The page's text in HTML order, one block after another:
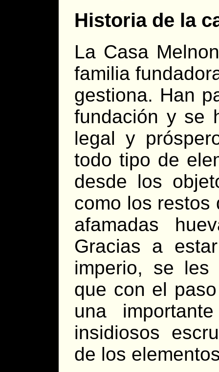
Historia de la
La Casa
familia
gestiona. Han
fundación y se
legal y
todo tipo de
desde los
como los restos
afamadas
Gracias a
imperio, se les
que con el
una
insidiosos
de los